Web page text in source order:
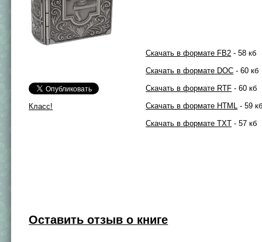
Класс!
Скачать в формате FB2 - 58 кб
Скачать в формате DOC - 60 кб
Скачать в формате RTF - 60 кб
Скачать в формате HTML - 59
Скачать в формате TXT - 57 кб
Оставить отзыв о книге